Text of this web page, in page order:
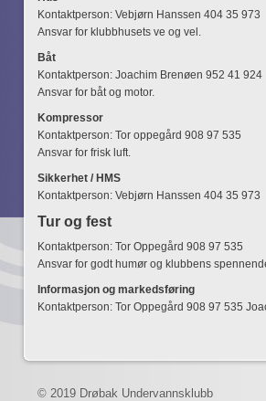
Kontaktperson: Vebjørn Hanssen 404 35 973
Ansvar for klubbhusets ve og vel.
Båt
Kontaktperson: Joachim Brenøen 952 41 924
Ansvar for båt og motor.
Kompressor
Kontaktperson: Tor oppegård 908 97 535
Ansvar for frisk luft.
Sikkerhet / HMS
Kontaktperson: Vebjørn Hanssen 404 35 973
Tur og fest
Kontaktperson: Tor Oppegård 908 97 535
Ansvar for godt humør og klubbens
Informasjon og markedsføring
Kontaktperson: Tor Oppegård 908 97 535
© 2019 Drøbak Undervannsklubb